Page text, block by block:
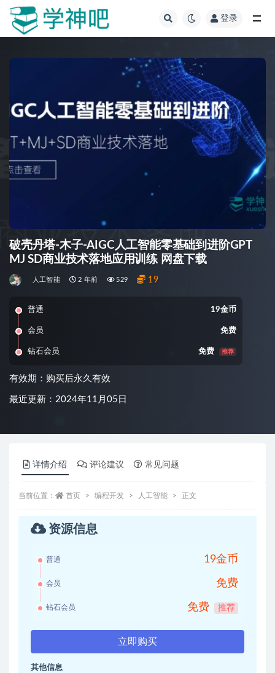
登录
破壳丹塔-木子-AIGC人工智能零基础到进阶GPT
MJ SD商业技术落地应用训练 网盘下载
人工智能 2 年前 529 19
普通 19金币
会员 免费
钻石会员 免费 推荐
有效期：购买后永久有效
最近更新：2024年11月05日
详情介绍 评论建议 常见问题
当前位置： 首页 编程开发 人工智能 正文
资源信息
普通 19金币
会员 免费
钻石会员 免费 推荐
立即购买
其他信息